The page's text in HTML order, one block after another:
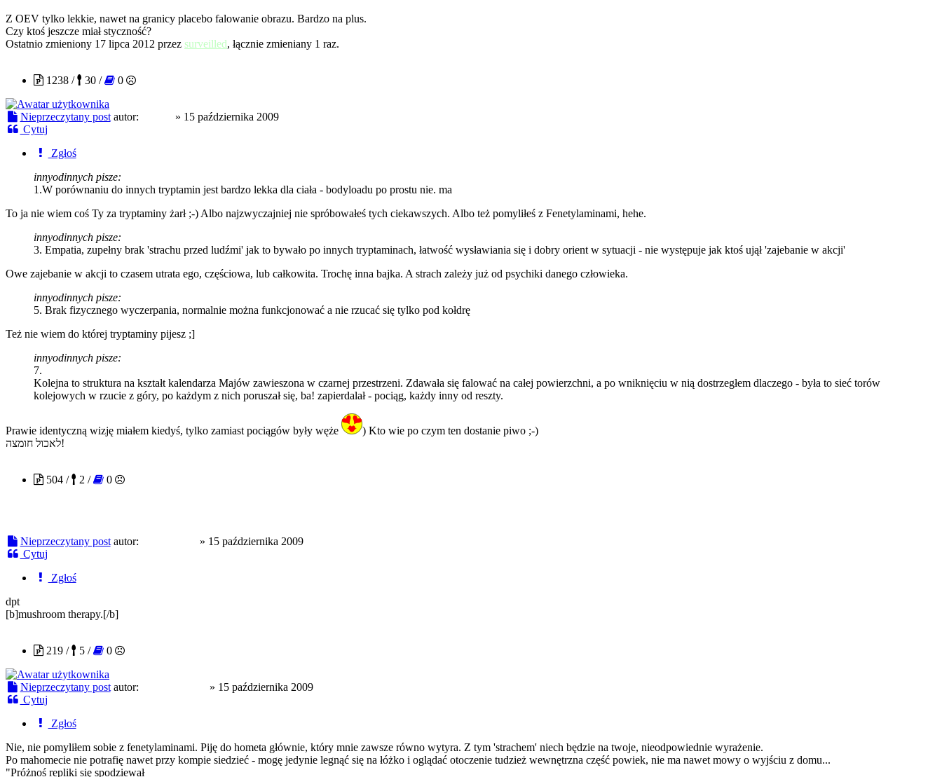
Z OEV tylko lekkie, nawet na granicy placebo falowanie obrazu. Bardzo na plus.
Czy ktoś jeszcze miał styczność?
Ostatnio zmieniony 17 lipca 2012 przez surveilled, łącznie zmieniany 1 raz.
1238 /
30 / 0
Nieprzeczytany post autor: » 15 października 2009
Cytuj
Zgłoś
innyodinnych pisze:
1.W porównaniu do innych tryptamin jest bardzo lekka dla ciała - bodyloadu po prostu nie. ma
To ja nie wiem coś Ty za tryptaminy żarł ;-) Albo najzwyczajniej nie spróbowałeś tych ciekawszych. Albo też pomyliłeś z Fenetylaminami, hehe.
innyodinnych pisze:
3. Empatia, zupełny brak 'strachu przed ludźmi' jak to bywało po innych tryptaminach, łatwość wysławiania się i dobry orient w sytuacji - nie występuje jak ktoś ujął 'zajebanie w akcji'
Owe zajebanie w akcji to czasem utrata ego, częściowa, lub całkowita. Trochę inna bajka. A strach zależy już od psychiki danego człowieka.
innyodinnych pisze:
5. Brak fizycznego wyczerpania, normalnie można funkcjonować a nie rzucać się tylko pod kołdrę
Też nie wiem do której tryptaminy pijesz ;]
innyodinnych pisze:
7.
Kolejna to struktura na kształt kalendarza Majów zawieszona w czarnej przestrzeni. Zdawała się falować na całej powierzchni, a po wniknięciu w nią dostrzegłem dlaczego - była to sieć torów
kolejowych w rzucie z góry, po każdym z nich poruszał się, ba! zapierdalał - pociąg, każdy inny od reszty.
Prawie identyczną wizję miałem kiedyś, tylko zamiast pociągów były węże
) Kto wie po czym ten dostanie piwo ;-)
לאכול חומצה!
504 /
2 / 0
Nieprzeczytany post autor: » 15 października 2009
Cytuj
Zgłoś
dpt
[b]mushroom therapy.[/b]
219 /
5 / 0
Nieprzeczytany post autor: » 15 października 2009
Cytuj
Zgłoś
Nie, nie pomyliłem sobie z fenetylaminami. Piję do hometa głównie, który mnie zawsze równo wytyra. Z tym 'strachem' niech będzie na twoje, nieodpowiednie wyrażenie.
Po mahomecie nie potrafię nawet przy kompie siedzieć - mogę jedynie legnąć się na łóżko i oglądać otoczenie tudzież wewnętrzna część powiek, nie ma nawet mowy o wyjściu z domu...
"Próżnoś repliki się spodziewał